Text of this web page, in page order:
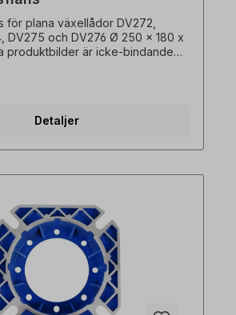
för plana växellådor DV272,
DV275 och DV276 Ø 250 x 180 x
produktbilder är icke-bindande
Detaljer